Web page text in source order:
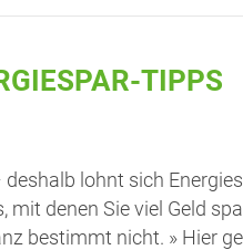
TIPPS
lohnt sich
mit denen Sie viel Geld
bestimmt nicht. » Hier